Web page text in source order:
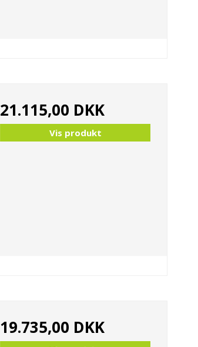
21.115,00 DKK
Vis produkt
19.735,00 DKK